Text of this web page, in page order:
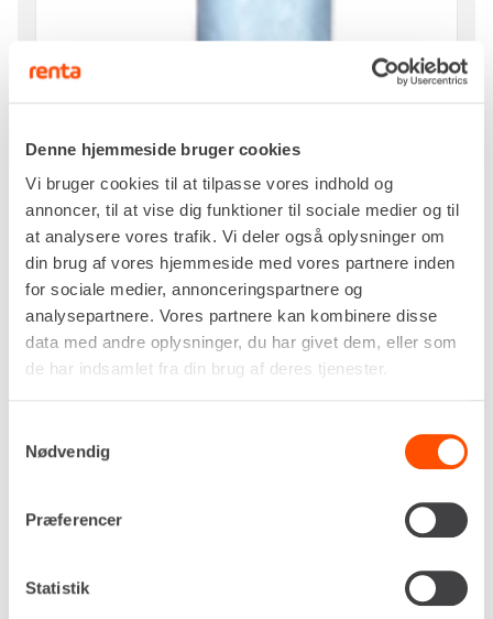
Denne hjemmeside bruger cookies
Vi bruger cookies til at tilpasse vores indhold og
annoncer, til at vise dig funktioner til sociale medier og til
at analysere vores trafik. Vi deler også oplysninger om
din brug af vores hjemmeside med vores partnere inden
for sociale medier, annonceringspartnere og
analysepartnere. Vores partnere kan kombinere disse
data med andre oplysninger, du har givet dem, eller som
de har indsamlet fra din brug af deres tjenester.
Nødvendig
Præferencer
Statistik